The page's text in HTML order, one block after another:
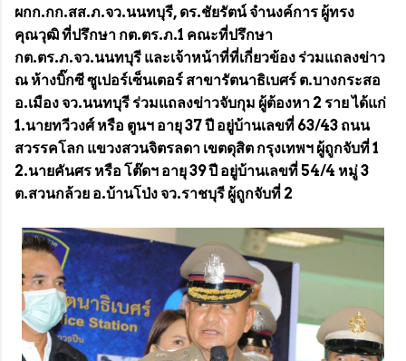
ผกก.กก.สส.ภ.จว.นนทบุรี, ดร.ชัยรัตน์ จำนงค์การ ผู้ทรง
คุณวุฒิ ที่ปรึกษา กต.ตร.ภ.1 คณะที่ปรึกษา
กต.ตร.ภ.จว.นนทบุรี และเจ้าหน้าที่ที่เกี่ยวข้อง ร่วมแถลงข่าว
ณ ห้างบิ๊กซี ซูเปอร์เซ็นเตอร์ สาขารัตนาธิเบศร์ ต.บางกระสอ
อ.เมือง จว.นนทบุรี ร่วมแถลงข่าวจับกุม ผู้ต้องหา 2 ราย ได้แก่
1.นายทวีวงศ์ หรือ ตูนฯ อายุ 37 ปี อยู่บ้านเลขที่ 63/43 ถนน
สวรรคโลก แขวงสวนจิตรลดา เขตดุสิต กรุงเทพฯ ผู้ถูกจับที่ 1
2.นายคันศร หรือ โต๊ดฯ อายุ 39 ปี อยู่บ้านเลขที่ 54/4 หมู่ 3
ต.สวนกล้วย อ.บ้านโป่ง จว.ราชบุรี ผู้ถูกจับที่ 2